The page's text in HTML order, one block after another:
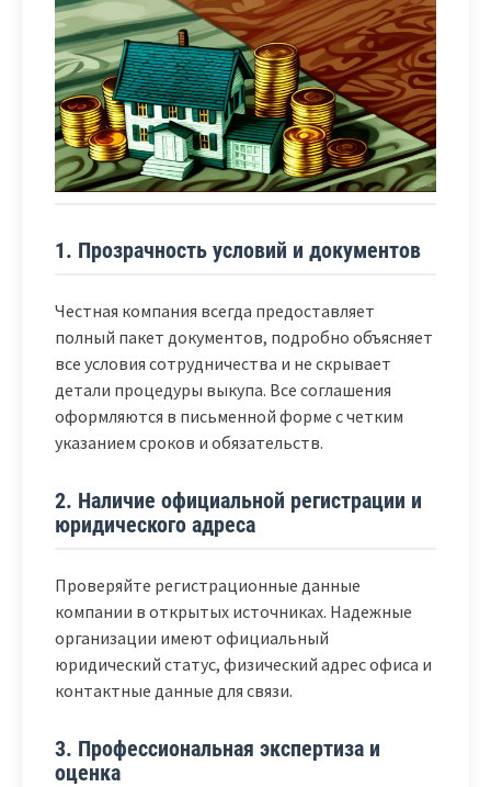
1. Прозрачность условий и документов
Честная компания всегда предоставляет
полный пакет документов, подробно объясняет
все условия сотрудничества и не скрывает
детали процедуры выкупа. Все соглашения
оформляются в письменной форме с четким
указанием сроков и обязательств.
2. Наличие официальной регистрации и
юридического адреса
Проверяйте регистрационные данные
компании в открытых источниках. Надежные
организации имеют официальный
юридический статус, физический адрес офиса и
контактные данные для связи.
3. Профессиональная экспертиза и
оценка